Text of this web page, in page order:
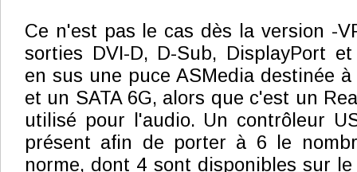
Ce n'est pas le cas dès la version -
sorties DVI-D, D-Sub, DisplayPort
en sus une puce ASMedia destinée
et un SATA 6G, alors que c'est un
utilisé pour l'audio. Un contrôleur
présent afin de porter à 6 le
norme, dont 4 sont disponibles sur